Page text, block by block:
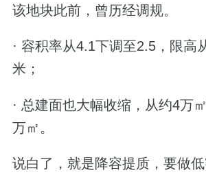
该地块此前，曾历经调规。
· 容积率从4.1下调至2.5，限高
米；
· 总建面也大幅收缩，从约4万
万㎡。
说白了，就是降容提质，要做